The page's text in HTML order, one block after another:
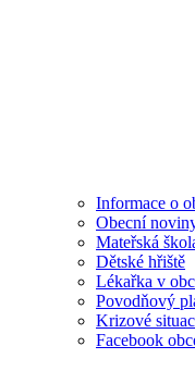
Informace o
Obecní
Mateřská
Dětské hřiště
Lékařka v
Povodňový
Krizové
Facebook